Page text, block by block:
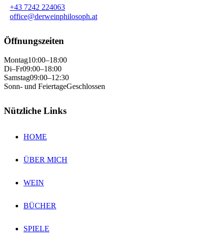
+43 7242 224063
office@derweinphilosoph.at
Öffnungszeiten
Montag10:00–18:00
Di–Fr09:00–18:00
Samstag09:00–12:30
Sonn- und FeiertageGeschlossen
Nützliche Links
HOME
ÜBER MICH
WEIN
BÜCHER
SPIELE